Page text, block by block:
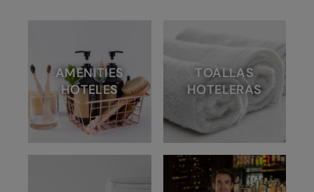
AMENITIES
HOTELES
TOALLAS
HOTELERAS